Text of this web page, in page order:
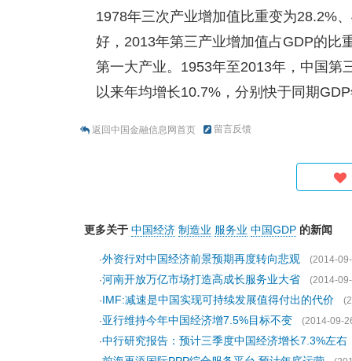
1978年三次产业增加值比重变为28.2%
好，2013年第三产业增加值占GDP的比
第一大产业。1953年至2013年，中国第
以来年均增长10.7%，分别快于同期
返回中国金融信息网首页 留言反馈
更多关于 中国经济 制造业 服务业 中国GDP 的新闻
·外资行对中国经济前景预期再度转向悲观
(2014-
·河南开放万亿市场打造高成长服务业大省
(2014-
·IMF:减速是中国实现可持续发展值得付出的代价
·亚行维持今年中国经济增7.5%目标不变
(2014-09-
·中行研究报告：预计三季度中国经济增长7.3%左右